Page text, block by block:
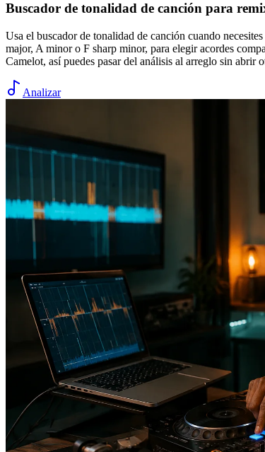
Buscador de tonalidad de canción para
Usa el buscador de tonalidad de canción cuando
major, A minor o F sharp minor, para elegir acordes
Camelot, así puedes pasar del análisis al arreglo sin abrir
Analizar